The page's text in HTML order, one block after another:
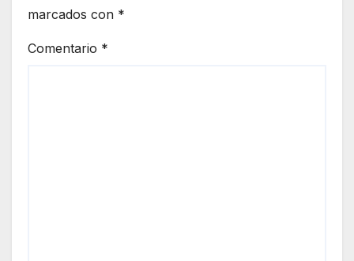
marcados con *
Comentario *